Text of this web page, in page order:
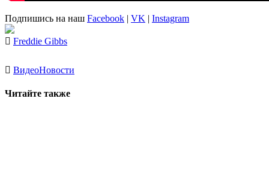
Подпишись на наш Facebook | VK | Instagram
Freddie Gibbs
ВидеоНовости
Читайте также